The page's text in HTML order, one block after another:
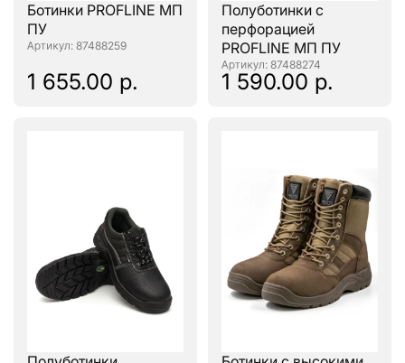
Ботинки PROFLINE МП
ПУ
: 87488259
1 655.00 р.
Полуботинки с
перфорацией
PROFLINE МП ПУ
: 87488274
1 590.00 р.